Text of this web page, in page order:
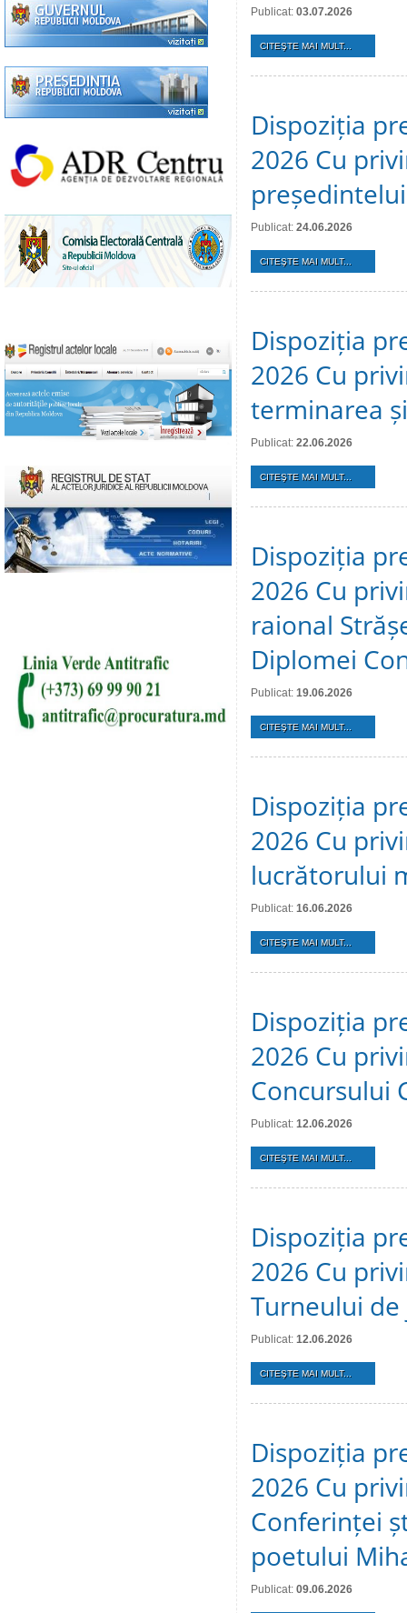
Publicat: 03.07.2026
CITEŞTE MAI MULT...
Dispoziția
2026 Cu
Publicat: 24.06.2026
CITEŞTE MAI MULT...
Dispoziția
2026 Cu
terminarea
Publicat: 22.06.2026
CITEŞTE MAI MULT...
Dispoziția
2026 Cu
raional
Diplomei
Publicat: 19.06.2026
CITEŞTE MAI MULT...
Dispoziția
2026 Cu
lucrătorului
Publicat: 16.06.2026
CITEŞTE MAI MULT...
Dispoziția
2026 Cu
Concursului
Publicat: 12.06.2026
CITEŞTE MAI MULT...
Dispoziția
2026 Cu
Turneului de
Publicat: 12.06.2026
CITEŞTE MAI MULT...
Dispoziția
2026 Cu
Conferinței
poetului
Publicat: 09.06.2026